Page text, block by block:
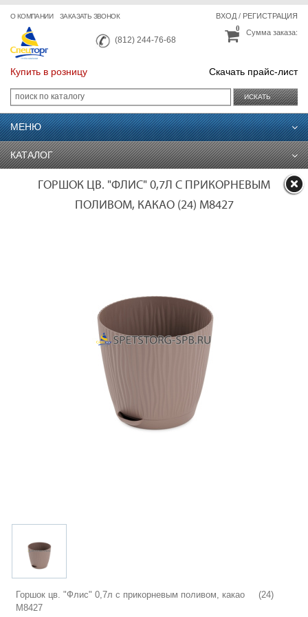
О КОМПАНИИ ЗАКАЗАТЬ ЗВОНОК
(812) 244-76-68
ВХОД/ РЕГИСТРАЦИЯ
Сумма заказа:
0
Купить в розницу Скачать прайс-лист
ИСКАТЬ
МЕНЮ
КАТАЛОГ
ГОРШОК ЦВ. "ФЛИС" 0,7Л С ПРИКОРНЕВЫМ
ПОЛИВОМ, КАКАО (24) М8427
Горшок цв. "Флис" 0,7л с прикорневым поливом, какао (24)
М8427